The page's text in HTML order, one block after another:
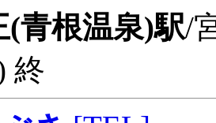
(青根温泉)駅/
終